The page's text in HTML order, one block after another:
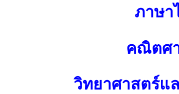
ภาษา
คณิตศ
วิทยาศาสตร์แ